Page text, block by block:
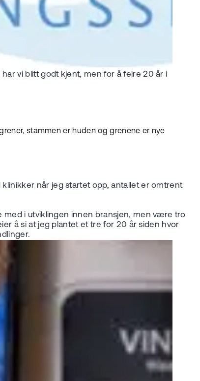
vi blitt godt kjent, men for å feire 20 år i
stammen er huden og grenene er nye
når jeg startet opp, antallet er omtrent
med i utviklingen innen bransjen, men være tro
å si at jeg plantet et tre for 20 år siden hvor